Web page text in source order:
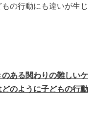
の行動にも違いが生じ
ある関わりの難しいケ
のように子どもの行動